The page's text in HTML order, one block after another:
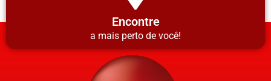
Encontre
a mais perto de você!